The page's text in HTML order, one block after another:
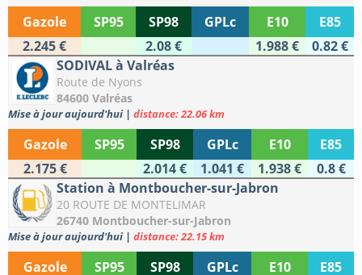
Gazole SP95 SP98 GPLc E10
E85
2.245 €
2.08 € 1.988 €
0.82 €
SODIVAL à Valréas
Route de Nyons
84600 Valréas
Mise à jour aujourd'hui | distance: 22.06 km
Gazole SP95 SP98 GPLc E10
E85
2.175 €
2.014 € 1.041 € 1.938 €
0.8 €
Station à Montboucher-sur-Jabron
20 ROUTE DE MONTELIMAR
26740 Montboucher-sur-Jabron
Mise à jour aujourd'hui | distance: 22.15 km
Gazole SP95 SP98 GPLc E10 E85